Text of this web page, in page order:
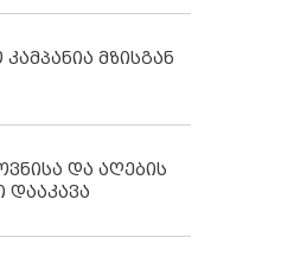
მზისგან
და აღების
დააკავა